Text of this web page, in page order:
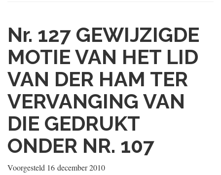
Nr. 127 GEWIJZIGDE
MOTIE VAN HET LID
VAN DER HAM TER
VERVANGING VAN
DIE GEDRUKT
ONDER NR. 107
Voorgesteld 16 december 2010